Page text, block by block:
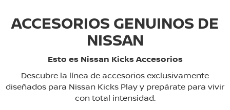
ACCESORIOS GENUINOS DE
NISSAN
Esto es Nissan Kicks Accesorios
Descubre la línea de accesorios exclusivamente
diseñados para Nissan Kicks Play y prepárate para vivir
con total intensidad.